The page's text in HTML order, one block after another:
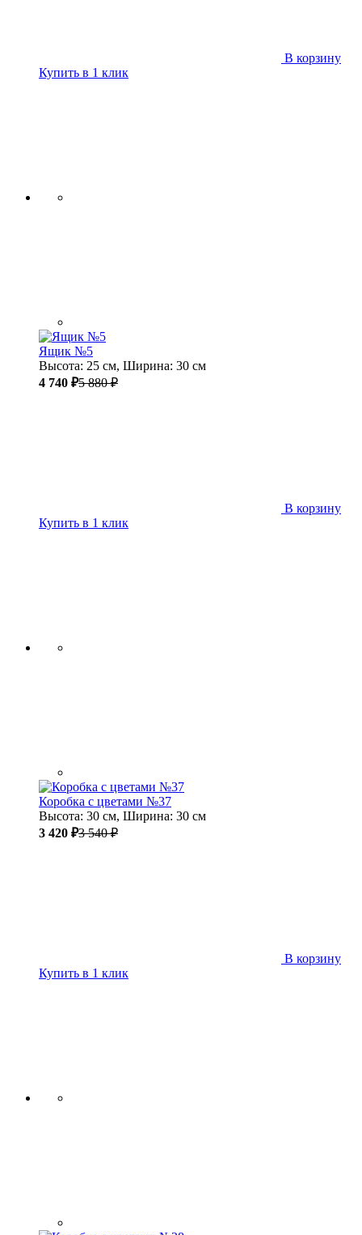
В корзину
Купить в 1 клик
Ящик №5
Высота: 25 см, Ширина: 30 см
4 740 ₽5 880 ₽
В корзину
Купить в 1 клик
Коробка с цветами №37
Высота: 30 см, Ширина: 30 см
3 420 ₽3 540 ₽
В корзину
Купить в 1 клик